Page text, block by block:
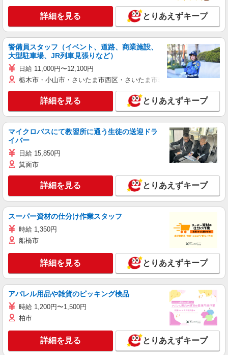
詳細を見る とりあえずキープ
警備員スタッフ（イベント、道路、商業施設、
大型駐車場、JR列車見張りなど）
日給 11,000円〜12,100円
栃木市・小山市・さいたま市西区・さいたま市岩槻区・久喜市・蓮田
詳細を見る とりあえずキープ
マイクロバスにて教習所に通う生徒の送迎ドラ
イバー
日給 15,850円
箕面市
詳細を見る とりあえずキープ
スーパー資材の仕分け作業スタッフ
時給 1,350円
船橋市
詳細を見る とりあえずキープ
アパレル用品や雑貨のピッキング検品
時給 1,200円〜1,500円
柏市
詳細を見る とりあえずキープ